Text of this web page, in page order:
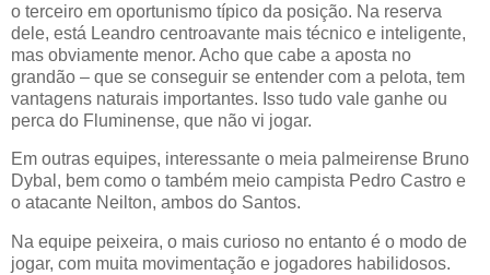
o terceiro em oportunismo típico da posição. Na reserva
dele, está Leandro centroavante mais técnico e inteligente,
mas obviamente menor. Acho que cabe a aposta no
grandão – que se conseguir se entender com a pelota, tem
vantagens naturais importantes. Isso tudo vale ganhe ou
perca do Fluminense, que não vi jogar.
Em outras equipes, interessante o meia palmeirense Bruno
Dybal, bem como o também meio campista Pedro Castro e
o atacante Neilton, ambos do Santos.
Na equipe peixeira, o mais curioso no entanto é o modo de
jogar, com muita movimentação e jogadores habilidosos.